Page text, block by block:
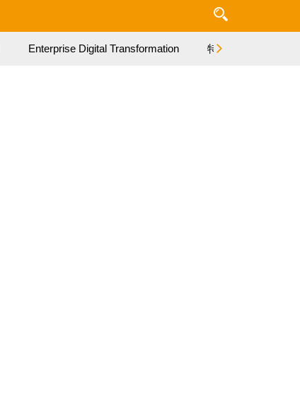
Enterprise Digital Transformation 特集